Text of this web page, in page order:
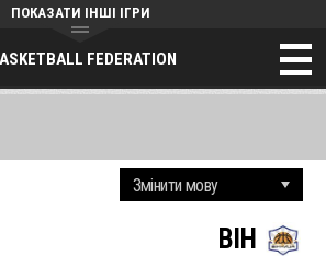
FEDERATION
ПОКАЗАТИ ІНШІ ІГРИ
ВІН